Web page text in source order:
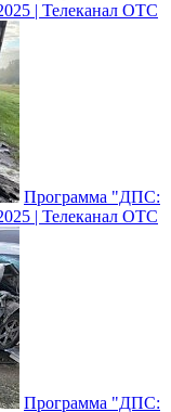
| Телеканал ОТС
Программа "ДПС:
| Телеканал ОТС
Программа "ДПС: